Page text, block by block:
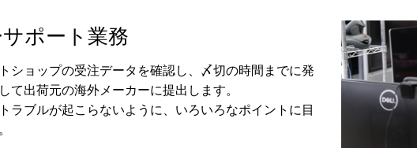
ポート業務
ショップの受注データを確認し、〆切の時間までに発
て出荷元の海外メーカーに提出します。
ラブルが起こらないように、いろいろなポイントに目